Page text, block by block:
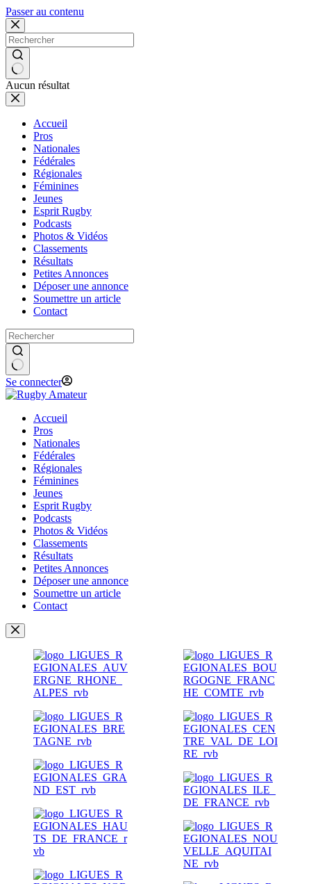
Passer au contenu
Aucun résultat
Accueil
Pros
Nationales
Fédérales
Régionales
Féminines
Jeunes
Esprit Rugby
Podcasts
Photos & Vidéos
Classements
Résultats
Petites Annonces
Déposer une annonce
Soumettre un article
Contact
Se connecter
Accueil
Pros
Nationales
Fédérales
Régionales
Féminines
Jeunes
Esprit Rugby
Podcasts
Photos & Vidéos
Classements
Résultats
Petites Annonces
Déposer une annonce
Soumettre un article
Contact